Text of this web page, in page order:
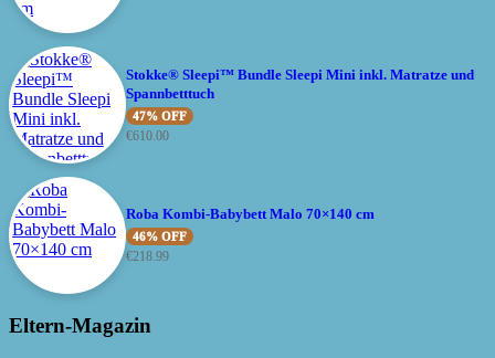
Stokke® Sleepi™ Bundle Sleepi Mini inkl. Matratze und
Spannbetttuch
47% OFF
€610.00
Roba Kombi-Babybett Malo 70×140 cm
46% OFF
€218.99
Eltern-Magazin